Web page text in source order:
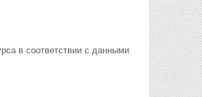
в соответствии с данными